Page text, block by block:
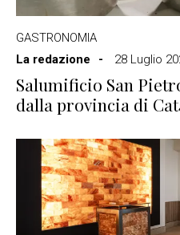
GASTRONOMIA
La redazione
28 Luglio
Salumificio San
dalla provincia di